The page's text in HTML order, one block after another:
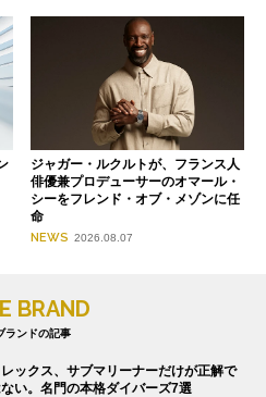
ジャガー・ルクルトが、フランス人
俳優兼プロデューサーのオマール・
シーをフレンド・オブ・メゾンに任
命
NEWS 2026.08.07
BRAND
ランドの記事
レックス、サブマリーナーだけが正解で
い。名門の本格ダイバーズ7選